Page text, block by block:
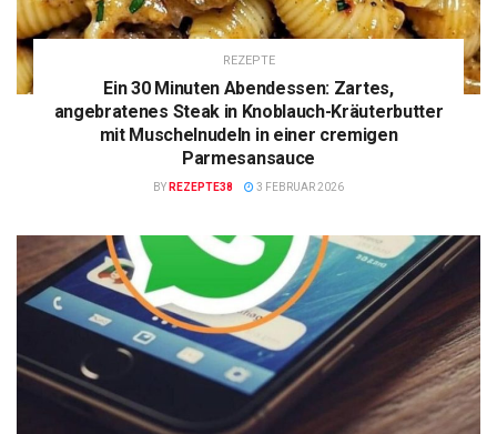
REZEPTE
Ein 30 Minuten Abendessen: Zartes,
angebratenes Steak in Knoblauch-Kräuterbutter
mit Muschelnudeln in einer cremigen
Parmesansauce
BY REZEPTE38 3 FEBRUAR 2026